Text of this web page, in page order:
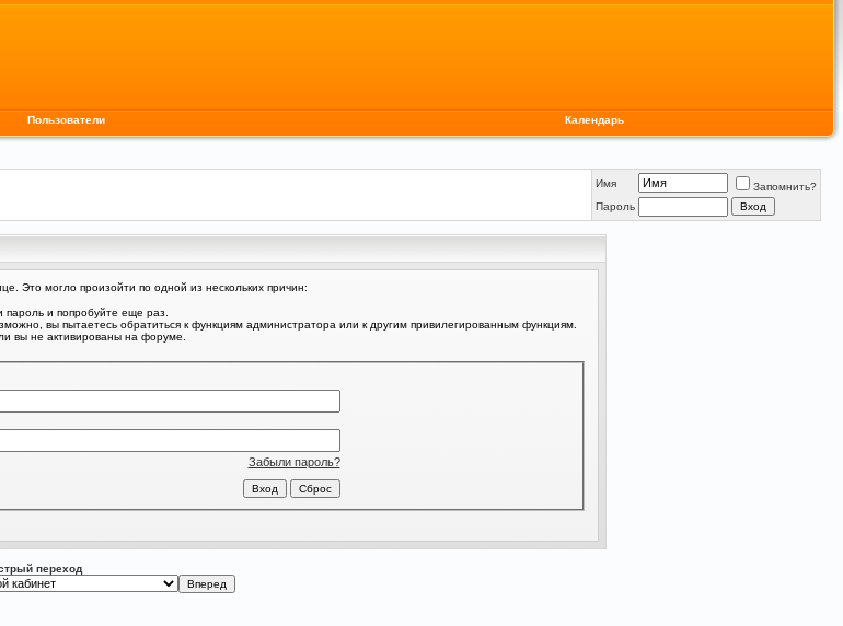
Пользователи Календарь
Имя
Запомнить?
Пароль
Это могло произойти по одной из нескольких причин:
и попробуйте еще раз.
вы пытаетесь обратиться к функциям администратора или к другим привилегированным функциям.
вы не активированы на форуме.
Забыли пароль?
переход